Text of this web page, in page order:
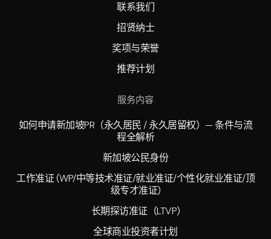
联系我们
招贤纳士
奖项与荣誉
推荐计划
服务内容
如何申请新加坡PR（永久居民 / 永久居留权）— 条件与流
程全解析
新加坡公民身份
工作准证 (WP/中等技术准证/就业准证/个性化就业准证/顶
级专才准证)
长期探访准证（LTVP)
全球商业投资者计划